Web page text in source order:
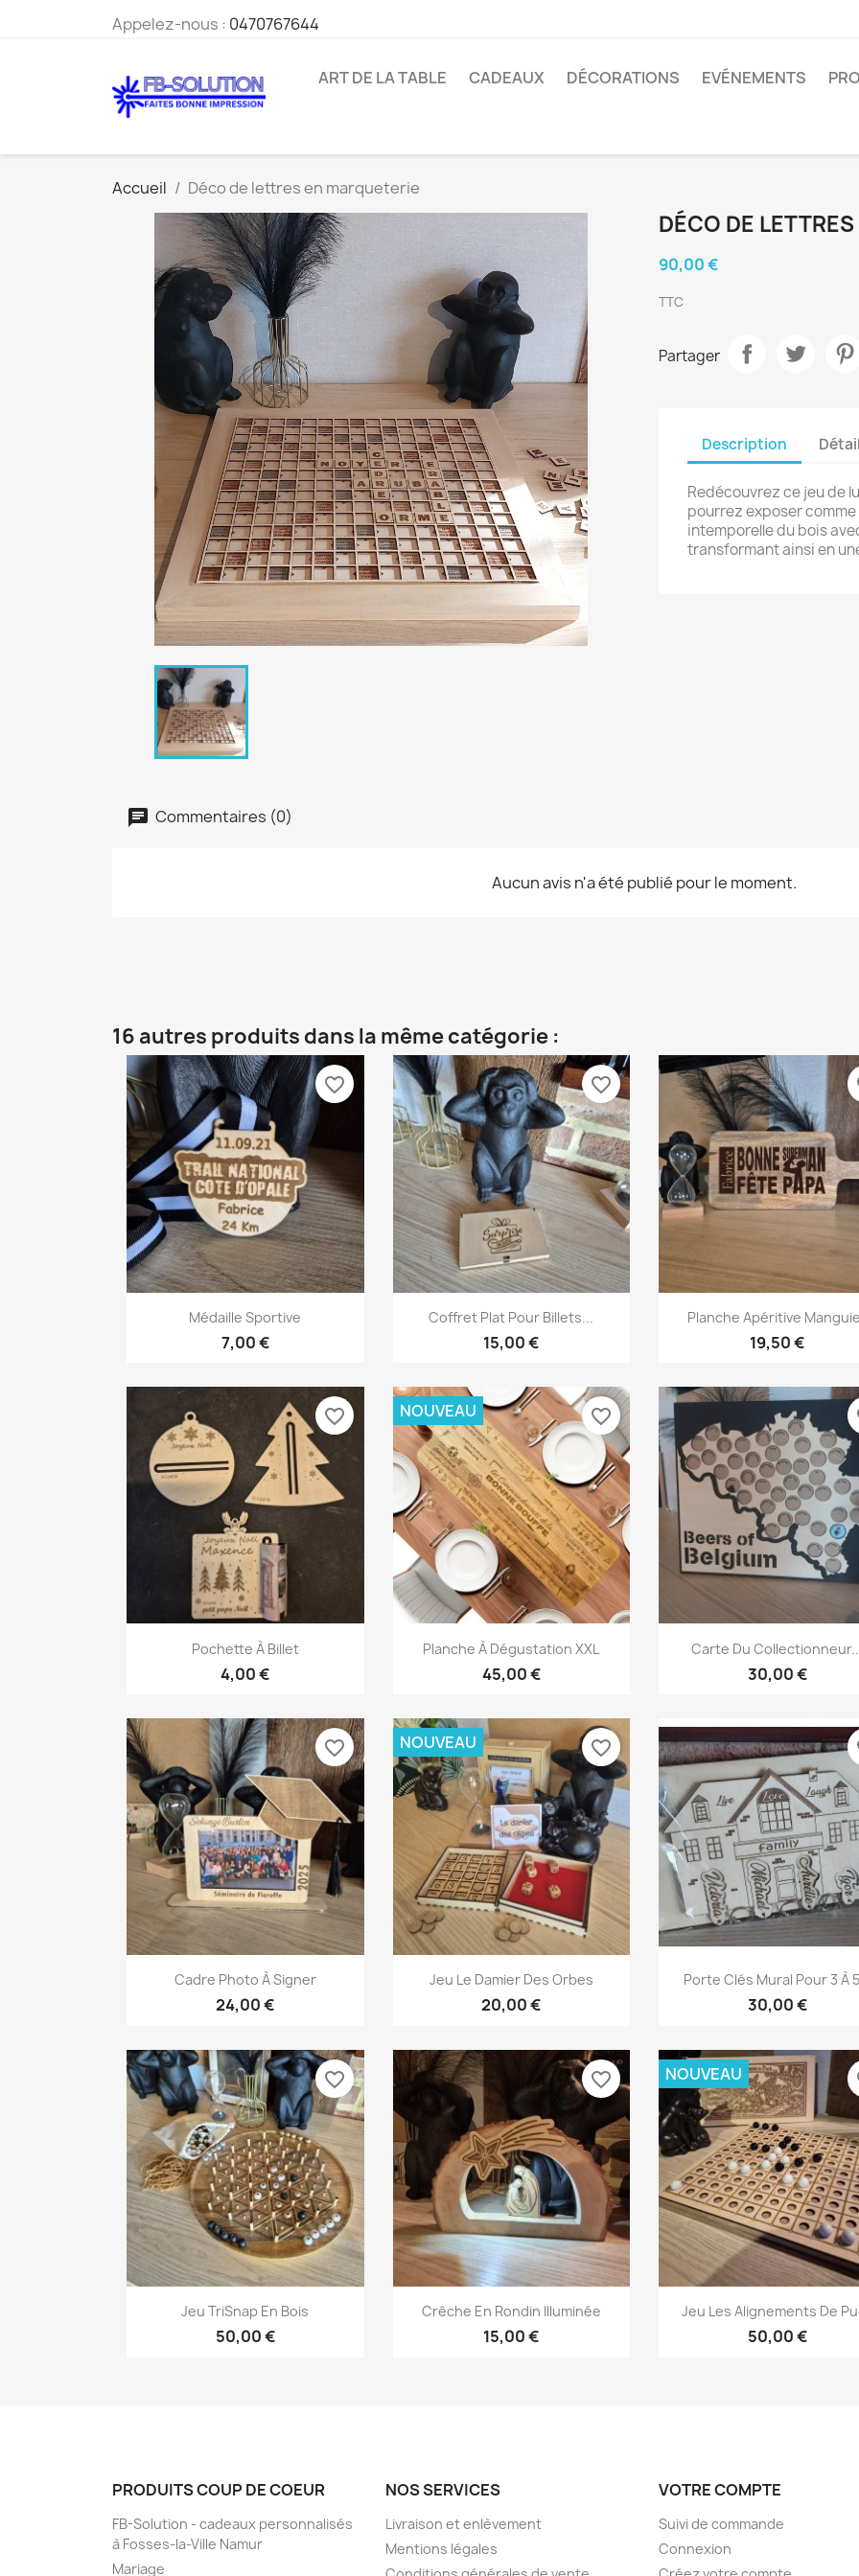
Appelez-nous : 0470767644
ART DE LA TABLE CADEAUX DÉCORATIONS EVÉNEMENTS
Accueil Déco de lettres en marqueterie
DÉCO DE
90,00 €
TTC
Partager
Description
Redécouvrez ce jeu de
pourrez exposer
intemporelle du bois
transformant ainsi en
Commentaires (0)
Aucun avis n'a été publié pour le moment.
16 autres produits dans la même catégorie :
Aperçu rapide
Médaille Sportive
7,00 €
favorite_border
Aperçu rapide
Coffret Plat Pour Billets...
15,00 €
favorite_border
Aperçu rapide
Planche Apéritive
19,50 €
Aperçu rapide
Pochette À Billet
4,00 €
favorite_border
Aperçu rapide
Planche À Dégustation XXL
45,00 €
NOUVEAU favorite_border
Aperçu rapide
Carte Du
30,00 €
Aperçu rapide
Cadre Photo À Signer
24,00 €
favorite_border
Aperçu rapide
Jeu Le Damier Des Orbes
20,00 €
NOUVEAU favorite_border
Aperçu rapide
Porte Clés Mural Pour 3 À
30,00 €
Aperçu rapide
Jeu TriSnap En Bois
50,00 €
favorite_border
Aperçu rapide
Crêche En Rondin Illuminée
15,00 €
favorite_border
 Aperçu rapide
Jeu Les Alignements De
50,00 €
NOUVEAU
PRODUITS COUP DE COEUR
FB-Solution - cadeaux personnalisés
à Fosses-la-Ville Namur
Mariage
NOS SERVICES
Livraison et enlèvement
Mentions légales
VOTRE COMPTE
Suivi de commande
Connexion